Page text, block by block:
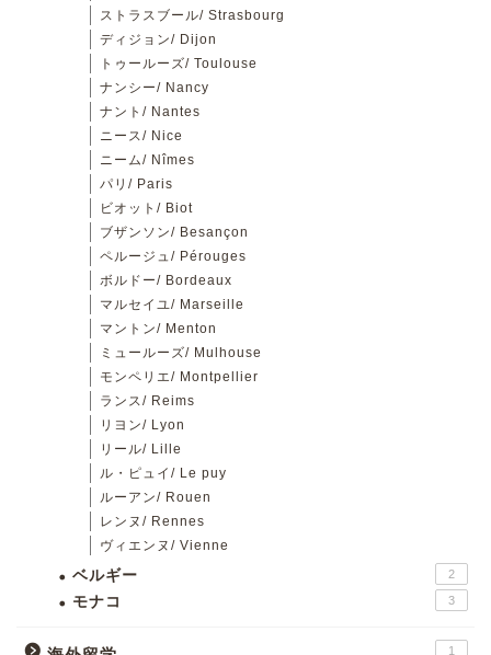
ストラスブール/ Strasbourg
ディジョン/ Dijon
トゥールーズ/ Toulouse
ナンシー/ Nancy
ナント/ Nantes
ニース/ Nice
ニーム/ Nîmes
パリ/ Paris
ビオット/ Biot
ブザンソン/ Besançon
ペルージュ/ Pérouges
ボルドー/ Bordeaux
マルセイユ/ Marseille
マントン/ Menton
ミュールーズ/ Mulhouse
モンペリエ/ Montpellier
ランス/ Reims
リヨン/ Lyon
リール/ Lille
ル・ピュイ/ Le puy
ルーアン/ Rouen
レンヌ/ Rennes
ヴィエンヌ/ Vienne
ベルギー 2
モナコ 3
1